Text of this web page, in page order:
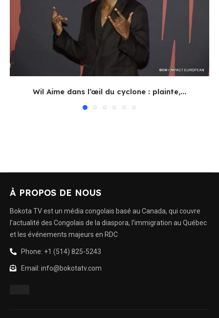
Wil Aime dans l’œil du cyclone : plainte,...
À PROPOS DE NOUS
Bokota TV est un média congolais basé au Canada, qui couvre
l’actualité des Congolais de la diaspora, l’immigration au Québec
et les événements majeurs en RDC
Phone: +1 (514) 825-5243
Email: info@bokotatv.com